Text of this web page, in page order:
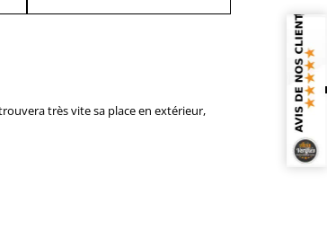
très vite sa place en extérieur,